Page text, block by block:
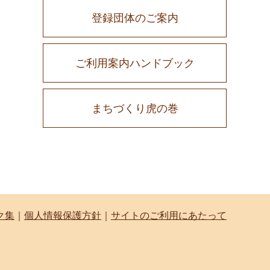
登録団体のご案内
ご利用案内ハンドブック
まちづくり虎の巻
集 ｜ 個人情報保護方針 ｜ サイトのご利用にあたって